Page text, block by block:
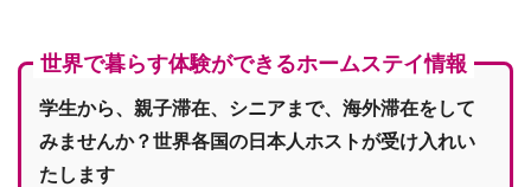
世界で暮らす体験ができるホームステイ情報
学生から、親子滞在、シニアまで、海外滞在をして
みませんか？世界各国の日本人ホストが受け入れい
たします